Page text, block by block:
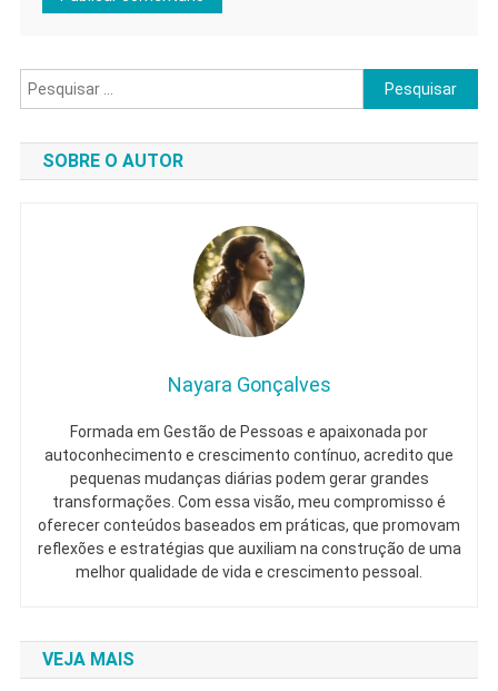
Pesquisar
por:
SOBRE O AUTOR
Nayara Gonçalves
Formada em Gestão de Pessoas e apaixonada por
autoconhecimento e crescimento contínuo, acredito que
pequenas mudanças diárias podem gerar grandes
transformações. Com essa visão, meu compromisso é
oferecer conteúdos baseados em práticas, que promovam
reflexões e estratégias que auxiliam na construção de uma
melhor qualidade de vida e crescimento pessoal.
VEJA MAIS